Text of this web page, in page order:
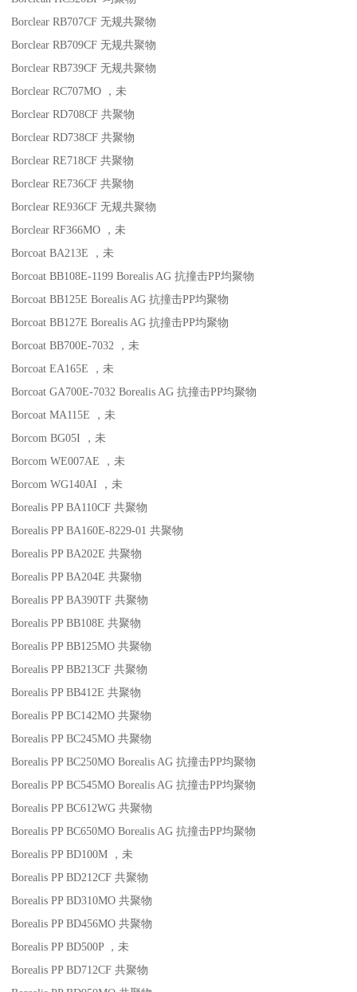
Borclear RB707CF 无规共聚物
Borclear RB709CF 无规共聚物
Borclear RB739CF 无规共聚物
Borclear RC707MO
，未
Borclear RD708CF 共聚物
Borclear RD738CF 共聚物
Borclear RE718CF 共聚物
Borclear RE736CF 共聚物
Borclear RE936CF 无规共聚物
Borclear RF366MO
，未
Borcoat BA213E
，未
Borcoat BB108E-1199 Borealis AG 抗撞击PP均聚物
Borcoat BB125E Borealis AG 抗撞击PP均聚物
Borcoat BB127E Borealis AG 抗撞击PP均聚物
Borcoat BB700E-7032
，未
Borcoat EA165E
，未
Borcoat GA700E-7032 Borealis AG 抗撞击PP均聚物
Borcoat MA115E
，未
Borcom BG05I
，未
Borcom WE007AE
，未
Borcom WG140AI
，未
Borealis PP BA110CF 共聚物
Borealis PP BA160E-8229-01 共聚物
Borealis PP BA202E 共聚物
Borealis PP BA204E 共聚物
Borealis PP BA390TF 共聚物
Borealis PP BB108E 共聚物
Borealis PP BB125MO 共聚物
Borealis PP BB213CF 共聚物
Borealis PP BB412E 共聚物
Borealis PP BC142MO 共聚物
Borealis PP BC245MO 共聚物
Borealis PP BC250MO Borealis AG 抗撞击PP均聚物
Borealis PP BC545MO Borealis AG 抗撞击PP均聚物
Borealis PP BC612WG 共聚物
Borealis PP BC650MO Borealis AG 抗撞击PP均聚物
Borealis PP BD100M
，未
Borealis PP BD212CF 共聚物
Borealis PP BD310MO 共聚物
Borealis PP BD456MO 共聚物
Borealis PP BD500P
，未
Borealis PP BD712CF 共聚物